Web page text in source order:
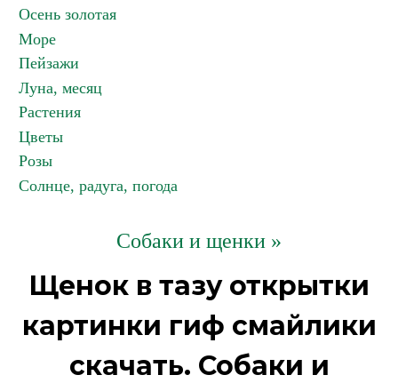
Осень золотая
Море
Пейзажи
Луна, месяц
Растения
Цветы
Розы
Солнце, радуга, погода
Собаки и щенки »
Щенок в тазу открытки
картинки гиф смайлики
скачать. Собаки и